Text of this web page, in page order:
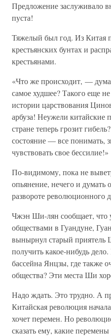
Предложение заслуживало
пуста!
Тяжелый был год. Из Китая
крестьянских бунтах и
крестьянами.
«Что же происходит, —
самое худшее? Такого еще
истории царствования
арбуза! Неужели китайские
стране теперь грозит
состояние — все понимать,
чувствовать свое бессилие!»
По-видимому, пока не
опьянение, нечего и думать
развороте революционного
Чжэн Ши-лян сообщает, что
обществами в Гуандуне,
вынырнул старый
получить какое-нибудь
бассейна Янцзы, где также
общества? Эти места Ши
Надо ждать. Это трудно. А
Китайская революция
хочет перемен. Но
сказать ему, какие